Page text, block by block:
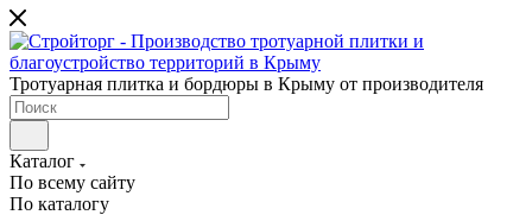
Тротуарная плитка и бордюры в Крыму от производителя
Каталог
По всему сайту
По каталогу